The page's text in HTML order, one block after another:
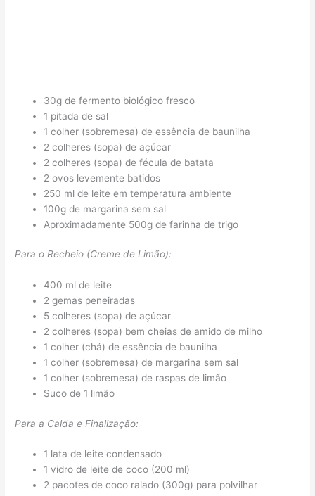
30g de fermento biológico fresco
1 pitada de sal
1 colher (sobremesa) de essência de baunilha
2 colheres (sopa) de açúcar
2 colheres (sopa) de fécula de batata
2 ovos levemente batidos
250 ml de leite em temperatura ambiente
100g de margarina sem sal
Aproximadamente 500g de farinha de trigo
Para o Recheio (Creme de Limão):
400 ml de leite
2 gemas peneiradas
5 colheres (sopa) de açúcar
2 colheres (sopa) bem cheias de amido de milho
1 colher (chá) de essência de baunilha
1 colher (sobremesa) de margarina sem sal
1 colher (sobremesa) de raspas de limão
Suco de 1 limão
Para a Calda e Finalização:
1 lata de leite condensado
1 vidro de leite de coco (200 ml)
2 pacotes de coco ralado (300g) para polvilhar